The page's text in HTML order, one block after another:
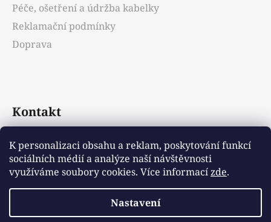
K personalizaci obsahu a reklam, poskytování funkcí
sociálních médií a analýze naší návštěvnosti
využíváme soubory cookies. Více informacízde.
Nastavení
Péče, ošetření a údržba kabelky
Reklamační podmínky
Doprava
Kontakt
info@emotys.cz
+421903231812